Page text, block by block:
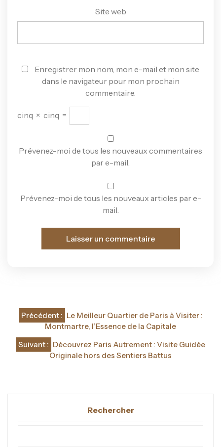
Site web
Enregistrer mon nom, mon e-mail et mon site
dans le navigateur pour mon prochain
commentaire.
cinq × cinq =
Prévenez-moi de tous les nouveaux commentaires
par e-mail.
Prévenez-moi de tous les nouveaux articles par e-
mail.
Navigation
l’article
Précédent : Le Meilleur Quartier de Paris à Visiter :
Montmartre, l’Essence de la Capitale
Suivant : Découvrez Paris Autrement : Visite Guidée
Originale hors des Sentiers Battus
Rechercher